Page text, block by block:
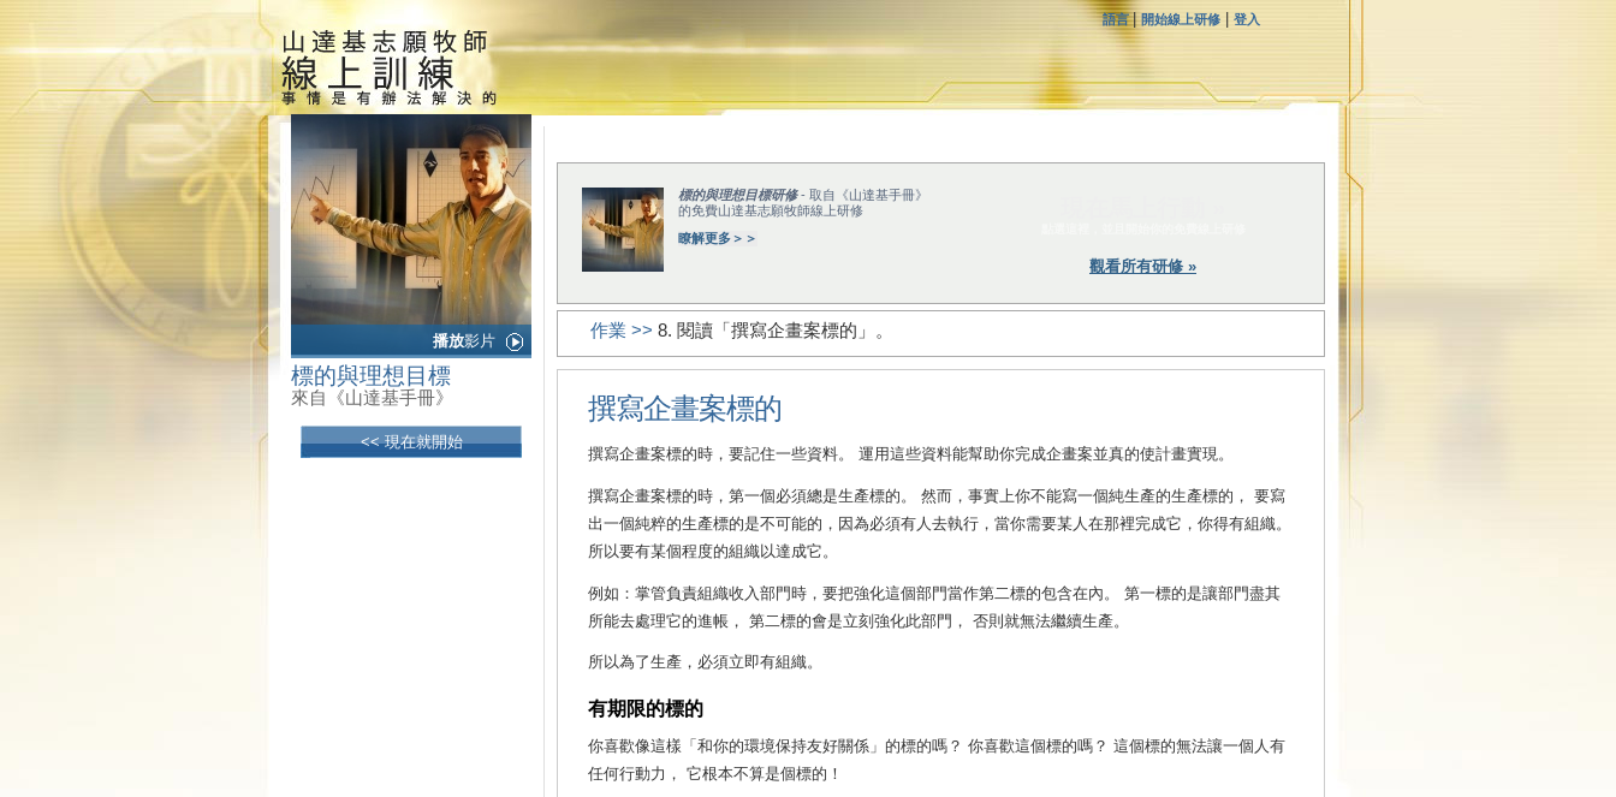
語言| 開始線上研修 登入
播放影片
標的與理想目標
來自《山達基手冊》
<< 現在就開始
標的與理想目標研修- 取自《山達基手冊》
的免費山達基志願牧師線上研修
瞭解更多＞＞
觀看所有研修 »
作業 >> 8. 閱讀「撰寫企畫案標的」。
撰寫企畫案標的
撰寫企畫案標的時，要記住一些資料。 運用這些資料能幫助你完成企畫案並真的使計畫實現。
撰寫企畫案標的時，第一個必須總是生產標的。 然而，事實上你不能寫一個純生產的生產標的， 要寫
出一個純粹的生產標的是不可能的，因為必須有人去執行，當你需要某人在那裡完成它，你得有組織。
所以要有某個程度的組織以達成它。
例如：掌管負責組織收入部門時，要把強化這個部門當作第二標的包含在內。 第一標的是讓部門盡其
所能去處理它的進帳， 第二標的會是立刻強化此部門， 否則就無法繼續生產。
所以為了生產，必須立即有組織。
有期限的標的
你喜歡像這樣「和你的環境保持友好關係」的標的嗎？ 你喜歡這個標的嗎？ 這個標的無法讓一個人有
任何行動力， 它根本不算是個標的！